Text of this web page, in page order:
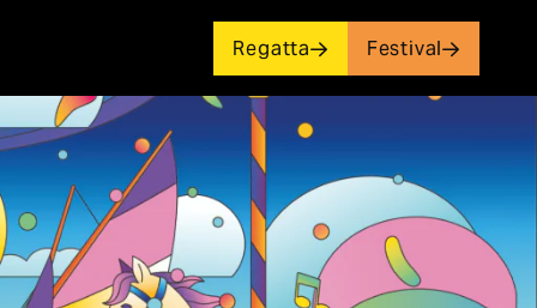
Regatta Festival